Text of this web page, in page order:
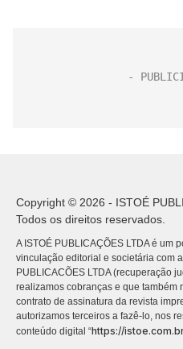
Copyright © 2026 - ISTOÉ
Todos os direitos reservados.
A ISTOÉ PUBLICAÇÕES LTDA é um
vinculação editorial e societária com
PUBLICACÕES LTDA (recuperação
realizamos cobranças e que também
contrato de assinatura da revista
autorizamos terceiros a fazê-lo, nos
conteúdo digital “https://